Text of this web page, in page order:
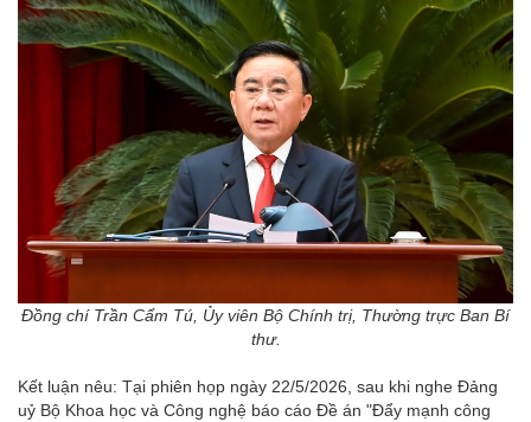
Đồng chí Trần Cẩm Tú, Ủy viên Bộ Chính trị, Thường trực Ban Bí
thư.
Kết luận nêu: Tại phiên họp ngày 22/5/2026, sau khi nghe Đảng
uỷ Bộ Khoa học và Công nghệ báo cáo Đề án "Đẩy mạnh công